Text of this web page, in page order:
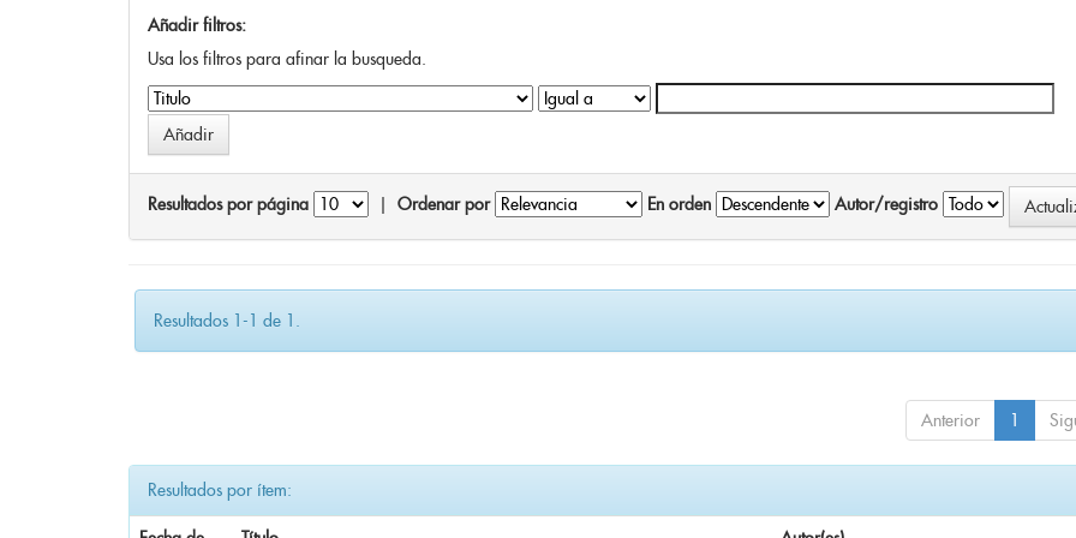
Añadir filtros:
Usa los filtros para afinar la busqueda.
Resultados por página Ordenar por En orden Autor/registro
Resultados 1-1 de 1.
Anterior 1
Resultados por ítem: